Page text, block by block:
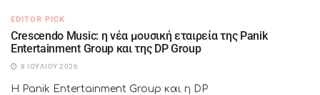
EDITOR PICK
Crescendo Music: η νέα μουσική εταιρεία της Panik
Entertainment Group και της DP Group
8 ΙΟΥΛΊΟΥ 2026
Η Panik Entertainment Group και η DP